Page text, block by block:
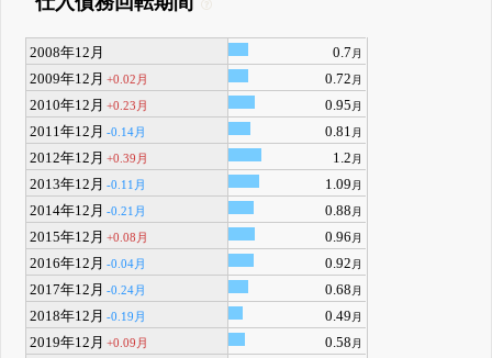
2008年12月 0.7 月
2009年12月 +0.02月 0.72 月
2010年12月 +0.23月 0.95 月
2011年12月 -0.14月 0.81 月
2012年12月 +0.39月 1.2 月
2013年12月 -0.11月 1.09 月
2014年12月 -0.21月 0.88 月
2015年12月 +0.08月 0.96 月
2016年12月 -0.04月 0.92 月
2017年12月 -0.24月 0.68 月
2018年12月 -0.19月 0.49 月
2019年12月 +0.09月 0.58 月